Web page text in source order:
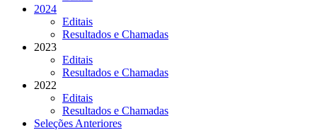
2024
Editais
Resultados e Chamadas
2023
Editais
Resultados e Chamadas
2022
Editais
Resultados e Chamadas
Seleções Anteriores